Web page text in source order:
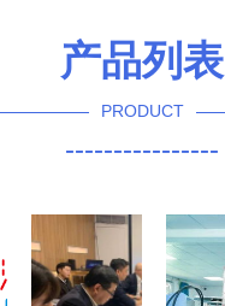
产品列表
PRODUCT
----------------